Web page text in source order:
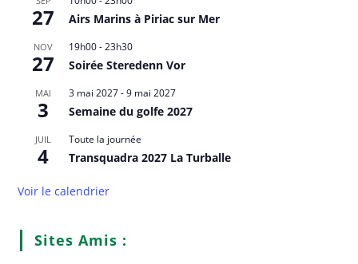
27 Airs Marins à Piriac sur Mer
NOV
27
19h00-23h30
Soirée Steredenn Vor
MAI
3
3 mai 2027-9 mai 2027
Semaine du golfe 2027
JUIL
4
Toute la journée
Transquadra 2027 La Turballe
Voir le calendrier
Sites Amis :